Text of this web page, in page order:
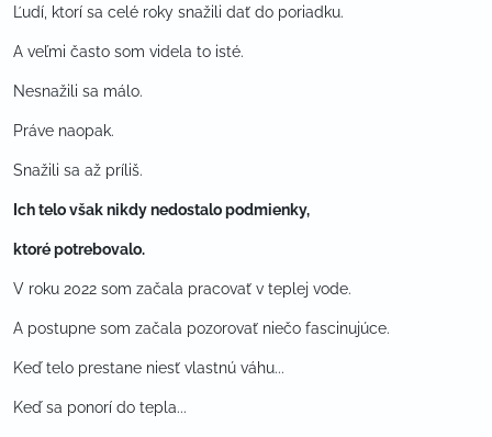
Ľudí, ktorí sa celé roky snažili dať do poriadku.
A veľmi často som videla to isté.
Nesnažili sa málo.
Práve naopak.
Snažili sa až príliš.
Ich telo však nikdy nedostalo podmienky,
ktoré potrebovalo.
V roku 2022 som začala pracovať v teplej vode.
A postupne som začala pozorovať niečo fascinujúce.
Keď telo prestane niesť vlastnú váhu...
Keď sa ponorí do tepla...